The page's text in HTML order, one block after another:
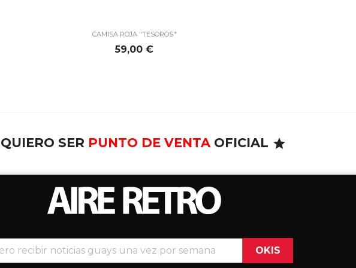
CAMISA ROJA "TESOROS"
Precio
59,00 €
Vista rápida
SER PUNTO DE VENTAOFICIAL star